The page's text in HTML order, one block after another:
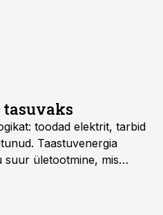
toodad elektrit, tarbid
Taastuvenergia
suur ületootmine, mis